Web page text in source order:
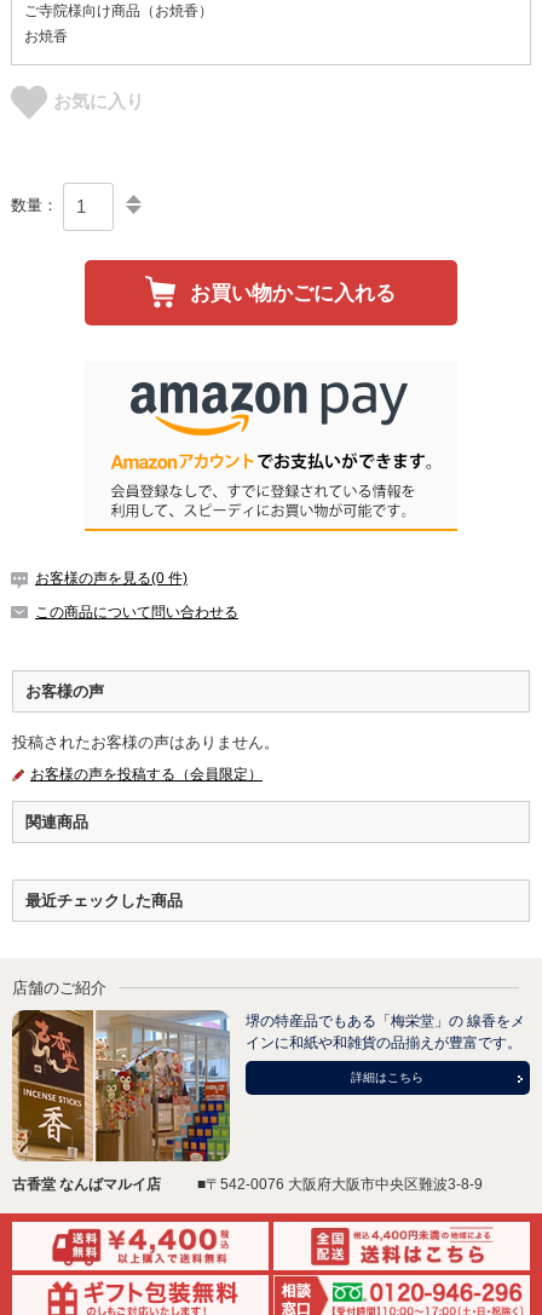
ご寺院様向け商品（お焼香）
お焼香
お気に入り
数量：
お買い物かごに入れる
お客様の声を見る(0 件)
この商品について問い合わせる
お客様の声
投稿されたお客様の声はありません。
お客様の声を投稿する（会員限定）
関連商品
最近チェックした商品
店舗のご紹介
堺の特産品でもある「梅栄堂」の 線香をメ
インに和紙や和雑貨の品揃えが豊富です。
詳細はこちら
古香堂 なんばマルイ店 ■〒542-0076 大阪府大阪市中央区難波3-8-9